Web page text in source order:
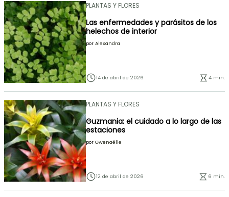
PLANTAS Y FLORES
Las enfermedades y parásitos de los
helechos de interior
por Alexandra
14 de abril de 2026 4 min.
PLANTAS Y FLORES
Guzmania: el cuidado a lo largo de las
estaciones
por Gwenaëlle
12 de abril de 2026 6 min.